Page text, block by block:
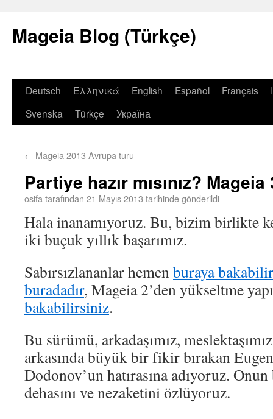
Mageia Blog (Türkçe)
Deutsch Ελληνικά English Español Français
Svenska
Türkçe Україна
← Mageia 2013 Avrupa turu
Partiye hazır mısınız? Mageia
osifa tarafından 21 Mayıs 2013 tarihinde gönderildi
Hala inanamıyoruz. Bu, bizim birlikte
iki buçuk yıllık başarımız.
Sabırsızlananlar hemenburaya bakabilir
buradadır, Mageia 2’den yükseltme
bakabilirsiniz.
Bu sürümü, arkadaşımız,
arkasında büyük bir fikir bırakan
Dodonov’un hatırasına adıyoruz. Onun
dehasını ve nezaketini özlüyoruz.